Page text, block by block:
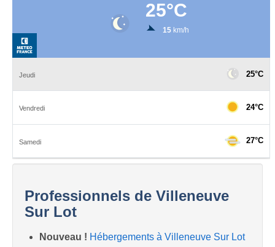
Professionnels de Villeneuve
Sur Lot
Nouveau ! Hébergements à Villeneuve Sur Lot